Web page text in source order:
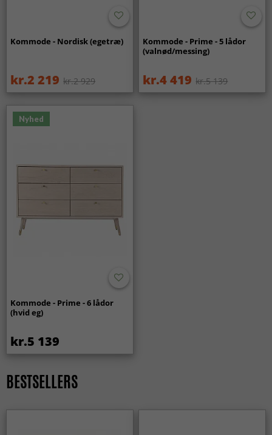
Kommode - Nordisk (egetræ)
kr.2 219 kr.2 929
Kommode - Prime - 5 lådor
(valnød/messing)
kr.4 419 kr.5 139
Nyhed
Kommode - Prime - 6 lådor
(hvid eg)
kr.5 139
BESTSELLERS